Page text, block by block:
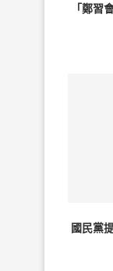
「鄭
國民黨